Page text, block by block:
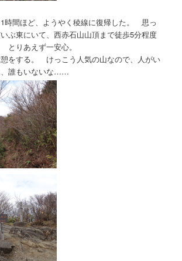
時間ほど、ようやく稜線に復帰した。 思っ
ぶ東にいて、西赤石山山頂まで徒歩5分程度
りあえず一安心。
をする。 けっこう人気の山なので、人がい
、誰もいないな……